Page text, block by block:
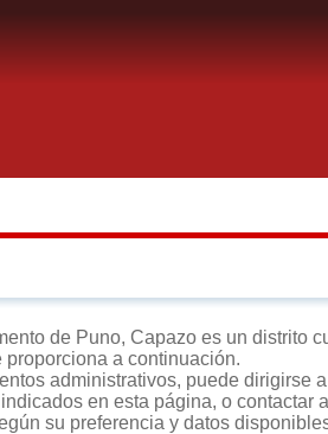
de Puno, Capazo es un distrito
a continuación.
administrativos, puede dirigirse
en esta página, o contactar
su preferencia y datos